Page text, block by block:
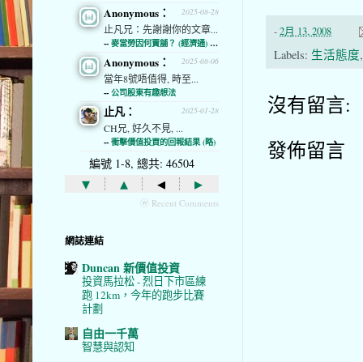
-2月 13, 2008
Labels: 生活態度
沒有留言:
發佈留言
2025-08-28
Anonymous：
止凡兄：先謝謝你的文章...
-- 麥當勞因何賣舖？ (經濟通) (略)
2025-08-06
Anonymous：
當年8號唔值得, 時至...
-- 公司股東有趣想法
2025-01-28
止凡：
CH兄, 好久不見, ...
-- 衝擊價值投資的回報結果 (略)
編號 1-8, 總共: 46504
▾ ▴ ◂ ▸
ⓦ Recent Comments
網誌連結
Duncan 新價值投資
投資馬拉松 - 烈日下市區練
跑 12km，今年的跑步比賽
計劃
自由一千萬
智慧與認知